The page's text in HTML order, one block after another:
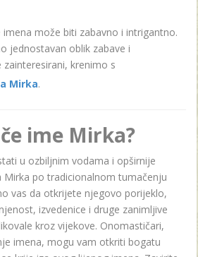
može biti zabavno i intrigantno.
jednostavan oblik zabave i
krenimo s
Mirka.
ime Mirka?
u ozbiljnim vodama i opširnije
Mirka po tradicionalnom tumačenju
vas da otkrijete njegovo porijeklo,
izvedenice i druge zanimljive
kroz vijekove. Onomastičari,
imena, mogu vam otkriti bogatu